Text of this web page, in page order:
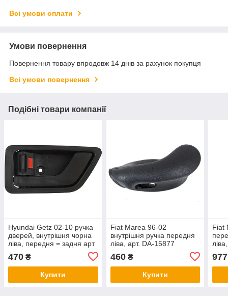
Всі умови оплати
Умови повернення
Повернення товару впродовж 14 днів за рахунок покупця
Всі умови повернення
Подібні товари компанії
Hyundai Getz 02-10 ручка
дверей, внутрішня чорна
ліва, передня = задня арт
470 ₴
Купити
Fiat Marea 96-02
внутрішня ручка передня
ліва, арт. DA-15877
460₴
Купити
Fiat
977